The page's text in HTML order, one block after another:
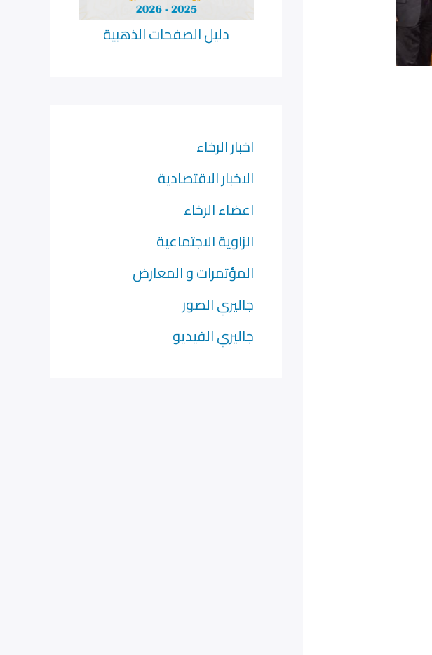
دليل الصفحات الذهبية
اخبار الرخاء
الاخبار الاقتصادية
اعضاء الرخاء
الزاوية الاجتماعية
المؤتمرات و المعارض
جاليري الصور
جاليري الفيديو